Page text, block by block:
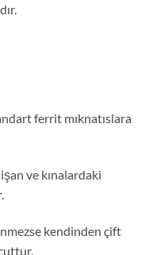
ferrit mıknatıslara
ve kınalardaki
kendinden çift